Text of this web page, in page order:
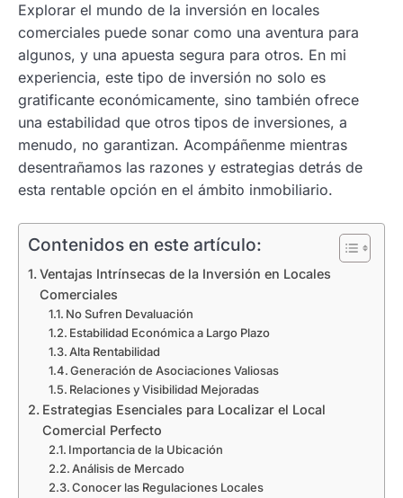
Explorar el mundo de la inversión en locales
comerciales puede sonar como una aventura para
algunos, y una apuesta segura para otros. En mi
experiencia, este tipo de inversión no solo es
gratificante económicamente, sino también ofrece
una estabilidad que otros tipos de inversiones, a
menudo, no garantizan. Acompáñenme mientras
desentrañamos las razones y estrategias detrás de
esta rentable opción en el ámbito inmobiliario.
Contenidos en este artículo:
Ventajas Intrínsecas de la Inversión en Locales
Comerciales
No Sufren Devaluación
Estabilidad Económica a Largo Plazo
Alta Rentabilidad
Generación de Asociaciones Valiosas
Relaciones y Visibilidad Mejoradas
Estrategias Esenciales para Localizar el Local
Comercial Perfecto
Importancia de la Ubicación
Análisis de Mercado
Conocer las Regulaciones Locales